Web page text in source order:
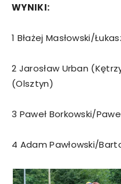
WYNIKI:
1 Błażej Masłowski/
2 Jarosław Urban
(Olsztyn)
3 Paweł Borkowski/
4 Adam Pawłowski/